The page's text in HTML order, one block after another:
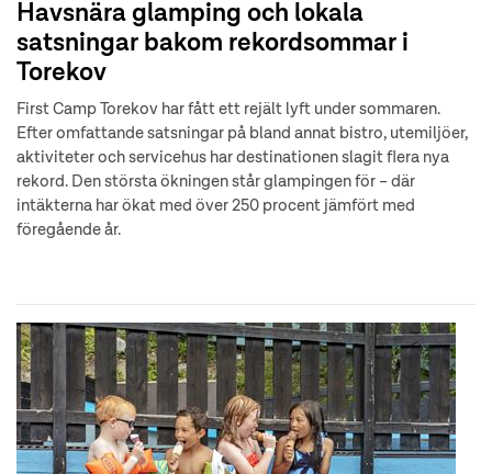
Havsnära glamping och lokala
satsningar bakom rekordsommar i
Torekov
First Camp Torekov har fått ett rejält lyft under sommaren.
Efter omfattande satsningar på bland annat bistro, utemiljöer,
aktiviteter och servicehus har destinationen slagit flera nya
rekord. Den största ökningen står glampingen för – där
intäkterna har ökat med över 250 procent jämfört med
föregående år.